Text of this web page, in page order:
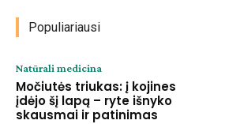
Populiariausi
Natūrali medicina
Močiutės triukas: į kojines
įdėjo šį lapą – ryte išnyko
skausmai ir patinimas